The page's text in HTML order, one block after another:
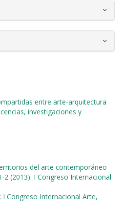
entre arte-arquitectura
investigaciones y
del arte contemporáneo
2 (2013): I Congreso Internacional
I Congreso Internacional Arte,